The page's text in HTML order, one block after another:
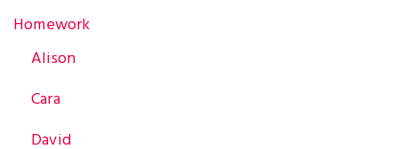
g
a
Homework
Alison
Cara
David